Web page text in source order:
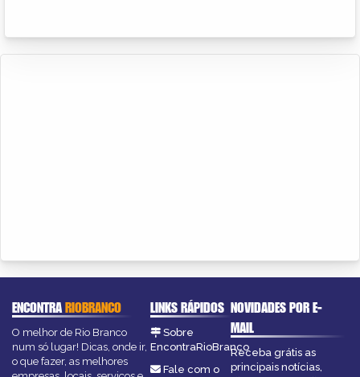
ENCONTRARIOBRANCO
O melhor de Rio Branco
num só lugar! Dicas, onde ir,
o que fazer, as melhores
LINKS RÁPIDOS
Sobre
EncontraRioBranco
Fale com o
NOVIDADES POR E-
MAIL
Receba grátis as
principais notícias,